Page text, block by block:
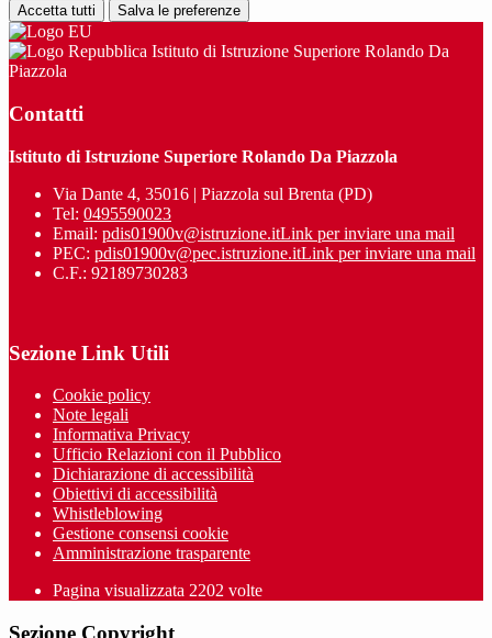
Accetta tutti Salva le preferenze
Istituto di Istruzione Superiore Rolando Da
Piazzola
Contatti
Istituto di Istruzione Superiore Rolando Da Piazzola
Via Dante 4, 35016 | Piazzola sul Brenta (PD)
Tel: 0495590023
Email: pdis01900v@istruzione.itLink per inviare una mail
PEC: pdis01900v@pec.istruzione.itLink per inviare una mail
C.F.: 92189730283
Sezione Link Utili
Cookie policy
Note legali
Informativa Privacy
Ufficio Relazioni con il Pubblico
Dichiarazione di accessibilità
Obiettivi di accessibilità
Whistleblowing
Gestione consensi cookie
Amministrazione trasparente
Pagina visualizzata 2202 volte
Sezione Copyright